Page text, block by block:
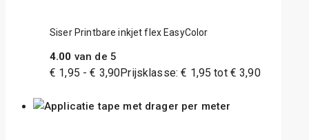
Siser Printbare inkjet flex EasyColor
4.00 van de 5
€ 1,95 - € 3,90Prijsklasse: € 1,95 tot € 3,90